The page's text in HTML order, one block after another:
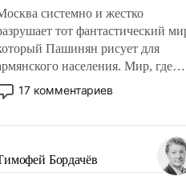
системно и жестко
тот фантастический
Пашинян рисует для
населения. Мир, где
прожекты будут
безусловно оплачиваться за счет
где Еревану за свои поступки не
отвечать.
17 комментариев
Бордачёв